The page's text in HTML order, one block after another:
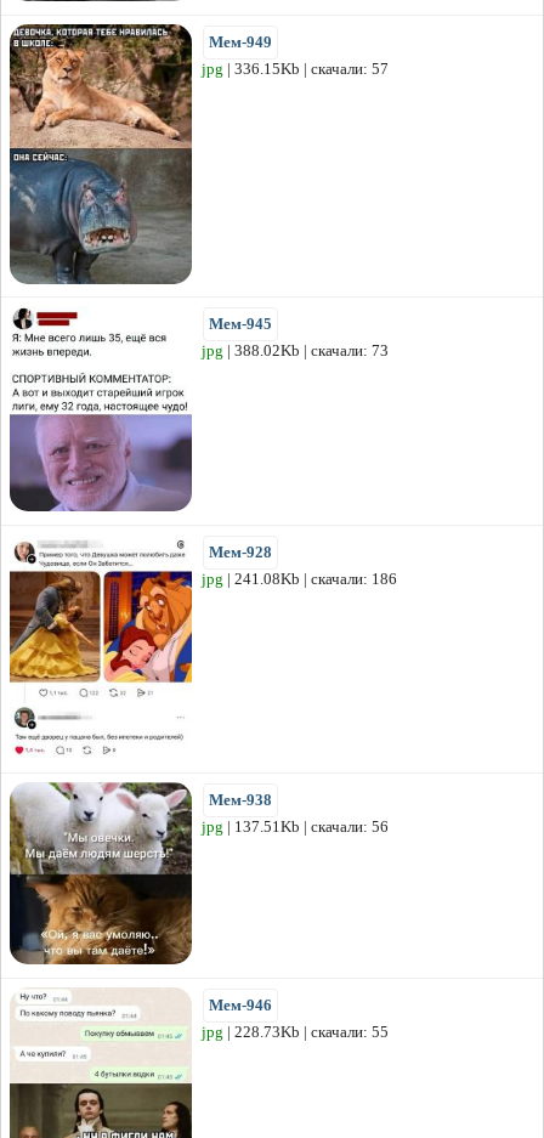
Мем-949
jpg | 336.15Kb | скачали: 57
Мем-945
jpg | 388.02Kb | скачали: 73
Мем-928
jpg | 241.08Kb | скачали: 186
Мем-938
jpg | 137.51Kb | скачали: 56
Мем-946
jpg | 228.73Kb | скачали: 55